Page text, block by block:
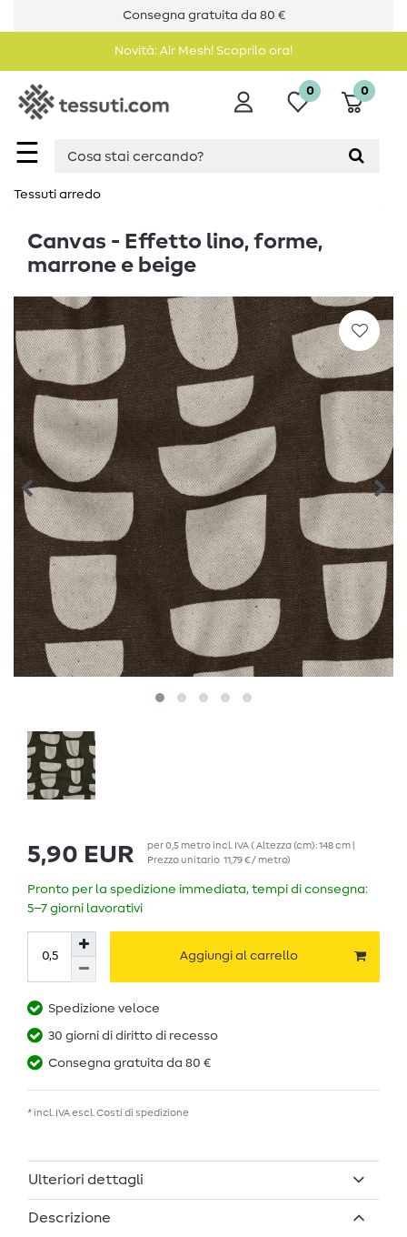
Consegna gratuita da 80 €
Novità: Air Mesh! Scoprilo ora!
☰
0 0
Tessuti arredo
Canvas - Effetto lino, forme,
marrone e beige
5,90 EUR per0,5 metroincl. IVA( Altezza (cm): 148 cm |
Prezzo unitario 11,79 € / metro)
Pronto per la spedizione immediata, tempi di consegna:
5–7 giorni lavorativi
Aggiungi al carrello
Spedizione veloce
30 giorni di diritto di recesso
Consegna gratuita da 80 €
* incl. IVA escl. Costi di spedizione
Ulteriori dettagli
Descrizione